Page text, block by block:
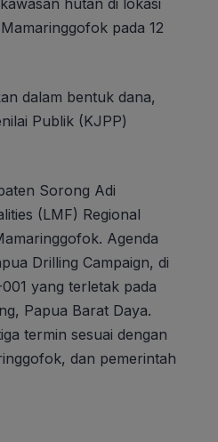
hutan di lokasi
pada 12
dalam bentuk dana,
Publik (KJPP)
Sorong Adi
(LMF) Regional
Agenda
Drilling Campaign, di
yang terletak pada
Papua Barat Daya.
termin sesuai dengan
dan pemerintah